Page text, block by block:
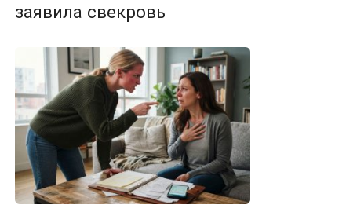
заявила свекровь